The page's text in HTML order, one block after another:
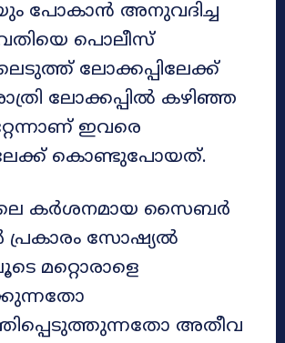
പോകാൻ അനുവദിച്ച
പൊലീസ്
ലോക്കപ്പിലേക്ക്
രാത്രി ലോക്കപ്പിൽ കഴിഞ്ഞ
ഇവരെ
കൊണ്ടുപോയത്.
കർശനമായ സൈബർ
പ്രകാരം സോഷ്യൽ
മറ്റൊരാളെ
അതീവ